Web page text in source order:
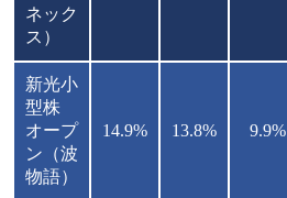
ネック
ス）
新光小
型株
オープ
ン（波
物語）
14.9% 13.8% 9.9%